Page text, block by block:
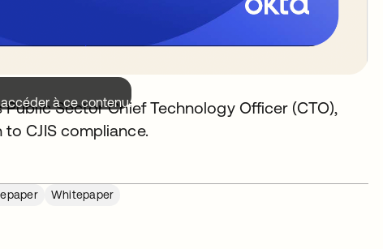
à ce contenu.
Sector Chief Technology Officer (CTO),
CJIS compliance.
Whitepaper